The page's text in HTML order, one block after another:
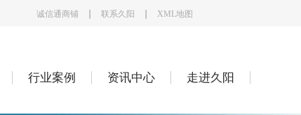
诚信通商铺 联系久阳 XML地图
行业案例 资讯中心 走进久阳